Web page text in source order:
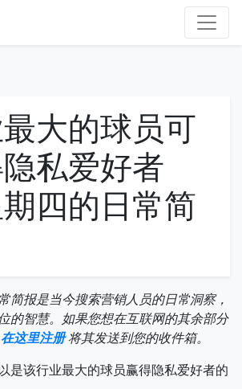
大的球员可
私爱好者
四的日常简
简报是当今搜索营销人员的日常洞察，
的智慧。如果您想在互联网的其余部分
在这里注册 将其发送到您的收件箱。
是该行业最大的球员赢得隐私爱好者的